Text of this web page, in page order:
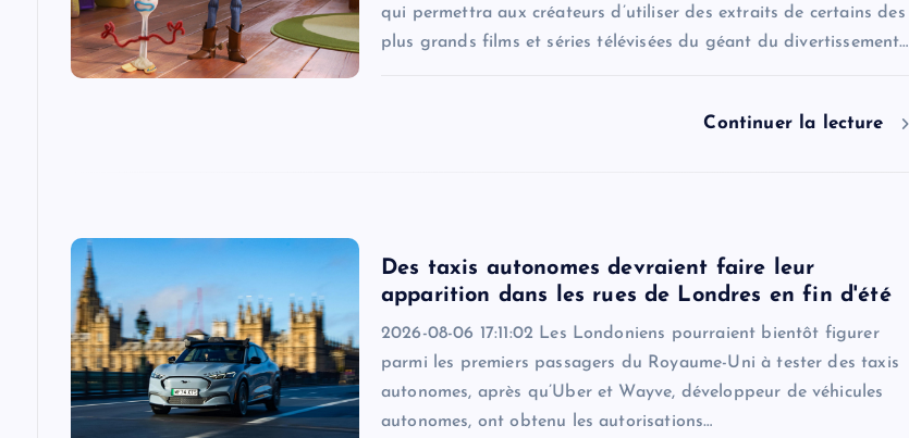
qui permettra aux créateurs d’utiliser des extraits de certains des
plus grands films et séries télévisées du géant du divertissement…
Continuer la lecture
Des taxis autonomes devraient faire leur
apparition dans les rues de Londres en fin d'été
2026-08-06 17:11:02 Les Londoniens pourraient bientôt figurer
parmi les premiers passagers du Royaume-Uni à tester des taxis
autonomes, après qu’Uber et Wayve, développeur de véhicules
autonomes, ont obtenu les autorisations…